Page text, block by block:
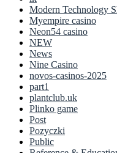
Modern Technology
Myempire casino
Neon54 casino
NEW
News
Nine Casino
novos-casinos-2025
part1
plantclub.uk
Plinko game
Post
Pozyczki
Public